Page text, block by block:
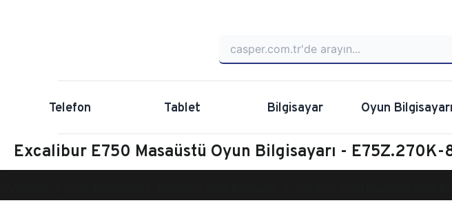
Telefon Tablet Bilgisayar Oyun Bilgisayarı
Excalibur E750 Masaüstü Oyun Bilgisayarı - E75Z.270K-